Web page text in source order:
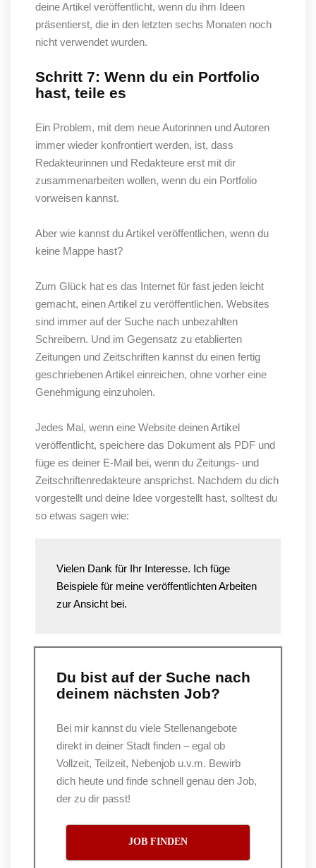
deine Artikel veröffentlicht, wenn du ihm Ideen
präsentierst, die in den letzten sechs Monaten noch
nicht verwendet wurden.
Schritt 7: Wenn du ein Portfolio
hast, teile es
Ein Problem, mit dem neue Autorinnen und Autoren
immer wieder konfrontiert werden, ist, dass
Redakteurinnen und Redakteure erst mit dir
zusammenarbeiten wollen, wenn du ein Portfolio
vorweisen kannst.
Aber wie kannst du Artikel veröffentlichen, wenn du
keine Mappe hast?
Zum Glück hat es das Internet für fast jeden leicht
gemacht, einen Artikel zu veröffentlichen. Websites
sind immer auf der Suche nach unbezahlten
Schreibern. Und im Gegensatz zu etablierten
Zeitungen und Zeitschriften kannst du einen fertig
geschriebenen Artikel einreichen, ohne vorher eine
Genehmigung einzuholen.
Jedes Mal, wenn eine Website deinen Artikel
veröffentlicht, speichere das Dokument als PDF und
füge es deiner E-Mail bei, wenn du Zeitungs- und
Zeitschriftenredakteure ansprichst. Nachdem du dich
vorgestellt und deine Idee vorgestellt hast, solltest du
so etwas sagen wie:
Vielen Dank für Ihr Interesse. Ich füge
Beispiele für meine veröffentlichten Arbeiten
zur Ansicht bei.
Du bist auf der Suche nach
deinem nächsten Job?
Bei mir kannst du viele Stellenangebote
direkt in deiner Stadt finden – egal ob
Vollzeit, Teilzeit, Nebenjob u.v.m. Bewirb
dich heute und finde schnell genau den Job,
der zu dir passt!
JOB FINDEN